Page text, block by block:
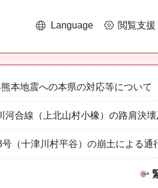
Language 閲覧支援
本地震への本県の対応等について
河合線（上北山村小橡）の路肩決
号（十津川村平谷）の崩土による通